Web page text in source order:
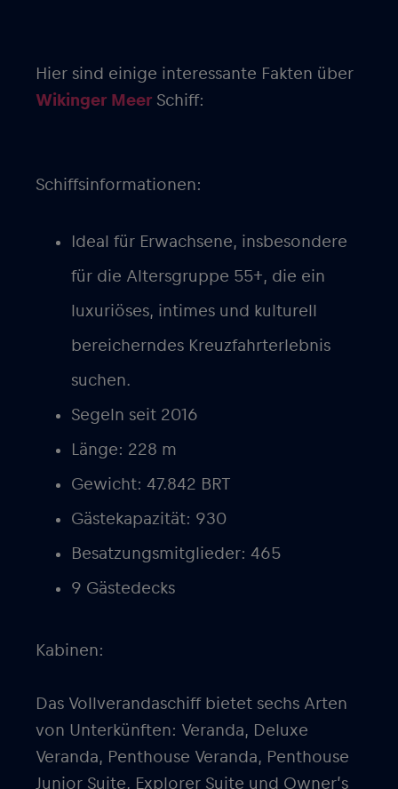
Hier sind einige interessante Fakten über
Wikinger Meer Schiff:
Schiffsinformationen:
Ideal für Erwachsene, insbesondere
für die Altersgruppe 55+, die ein
luxuriöses, intimes und kulturell
bereicherndes Kreuzfahrterlebnis
suchen.
Segeln seit 2016
Länge: 228 m
Gewicht: 47.842 BRT
Gästekapazität: 930
Besatzungsmitglieder: 465
9 Gästedecks
Kabinen:
Das Vollverandaschiff bietet sechs Arten
von Unterkünften: Veranda, Deluxe
Veranda, Penthouse Veranda, Penthouse
Junior Suite, Explorer Suite und Owner’s